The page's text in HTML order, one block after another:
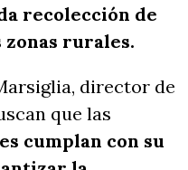
recolección de
zonas rurales.
director de
que las
cumplan con su